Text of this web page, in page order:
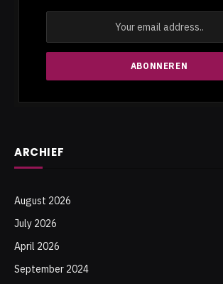
ARCHIEF
August 2026
July 2026
April 2026
September 2024